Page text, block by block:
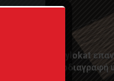
Η Xylokat
προδιαγραφή